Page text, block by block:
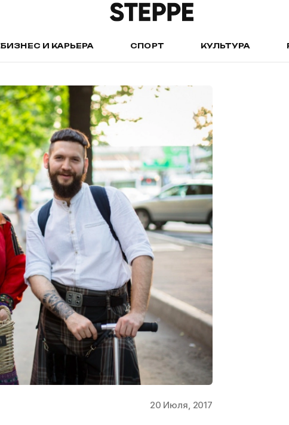
БИЗНЕС И КАРЬЕРА СПОРТ КУЛЬТУРА
20 Июля, 2017